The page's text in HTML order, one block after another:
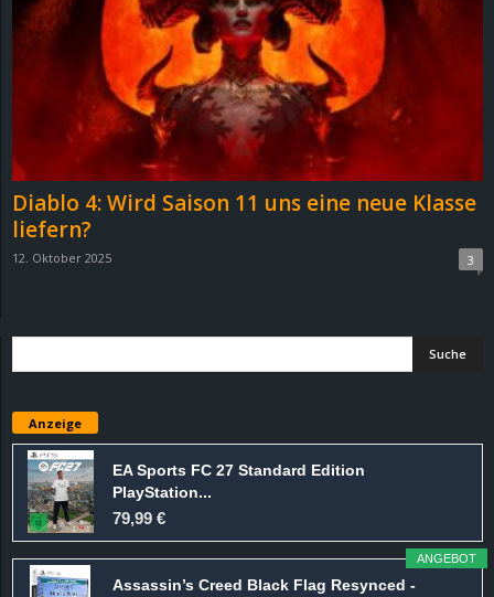
Diablo 4: Wird Saison 11 uns eine neue Klasse
liefern?
12. Oktober 2025 3
Anzeige
EA Sports FC 27 Standard Edition
PlayStation...
79,99 €
ANGEBOT
Assassin’s Creed Black Flag Resynced -